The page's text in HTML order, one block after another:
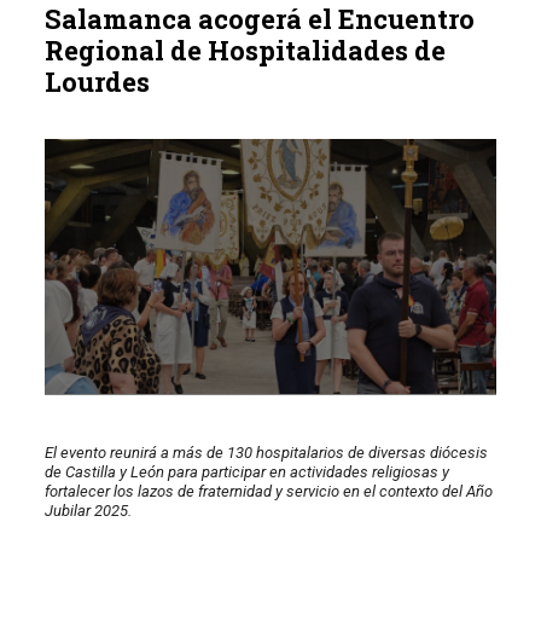
Salamanca acogerá el Encuentro
Regional de Hospitalidades de
Lourdes
El evento reunirá a más de 130 hospitalarios de diversas diócesis
de Castilla y León para participar en actividades religiosas y
fortalecer los lazos de fraternidad y servicio en el contexto del Año
Jubilar 2025.